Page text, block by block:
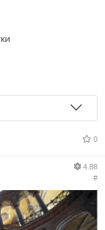
0
4.88
#